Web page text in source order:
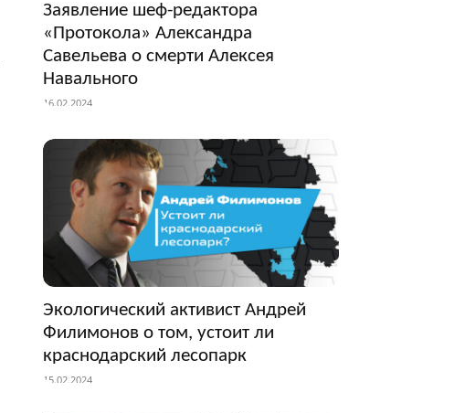
Заявление шеф-редактора
«Протокола» Александра
Савельева о смерти Алексея
Навального
16.02.2024
Экологический активист Андрей
Филимонов о том, устоит ли
краснодарский лесопарк
15.02.2024